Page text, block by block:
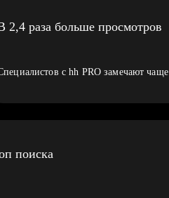
2,4 раза больше просмотров
с hh PRO замечают чаще
поиска